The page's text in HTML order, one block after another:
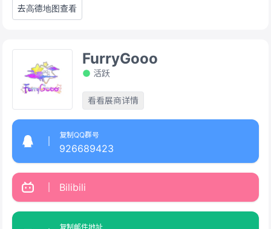
去高德地图查看
FurryGooo
活跃
看看展商详情
复制QQ群号
926689423
Bilibili
复制邮件地址